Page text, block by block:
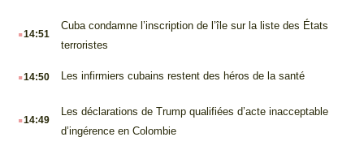
.14:51
Cuba condamne l’inscription de l’île sur la liste des États
terroristes
.14:50 Les infirmiers cubains restent des héros de la santé
.14:49
Les déclarations de Trump qualifiées d’acte inacceptable
d’ingérence en Colombie